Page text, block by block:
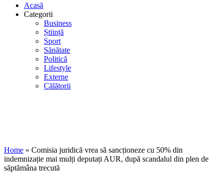
Acasă
Categorii
Business
Știință
Sport
Sănătate
Politică
Lifestyle
Externe
Călătorii
Home » Comisia juridică vrea să sancționeze cu 50% din
indemnizație mai mulți deputați AUR, după scandalul din plen de
săptămâna trecută